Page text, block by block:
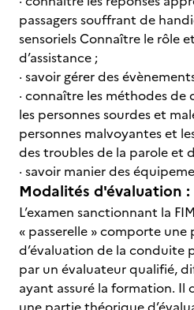
passagers souffrant de
sensoriels Connaître le rôle
d’assistance ;
· savoir gérer des
· connaître les méthodes
les personnes sourdes et
personnes malvoyantes et
des troubles de la parole et
· savoir manier des
Modalités d'évaluation :
L’examen sanctionnant la
« passerelle » comporte
d’évaluation de la conduite
par un évaluateur qualifié,
ayant assuré la formation. Il